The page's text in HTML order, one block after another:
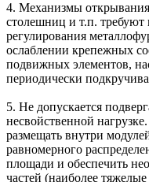
4. Механизмы
столешниц и т.п. требуют
регулирования
ослаблении крепежных
подвижных элементов,
периодически
5. Не допускается
несвойственной
размещать внутри
равномерного
площади и обеспечить
частей (наиболее